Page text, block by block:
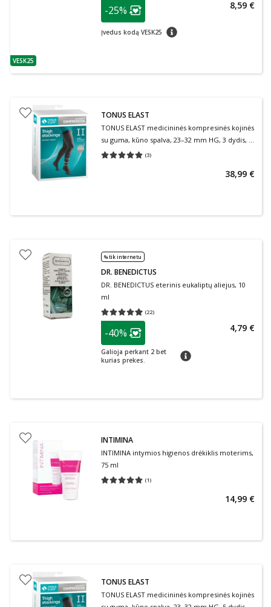
patarimas
VESK25
patarimas
Lojalumo klubo narių nuolaida
-25%
Įvedus kodą VESK25 patarimas
8,59 €
TONUS ELAST
TONUS ELAST medicininės kompresinės kojinės
su guma, kūno spalva, 23–32 mm HG, 3 dydis, 1
ūgio, 2 klasė, 1 pora
(3)
Vidutinis įvertinimas 5.00
38,99 €
% tik internetu
DR. BENEDICTUS
DR. BENEDICTUS eterinis eukaliptų aliejus, 10
ml
(22)
Vidutinis įvertinimas 4.95
patarimas
Lojalumo klubo narių nuolaida
-40%
Galioja perkant 2 bet
kurias prekes.
patarimas
4,79 €
INTIMINA
INTIMINA intymios higienos drėkiklis moterims,
75 ml
(1)
Vidutinis įvertinimas 5.00
14,99 €
TONUS ELAST
TONUS ELAST medicininės kompresinės kojinės